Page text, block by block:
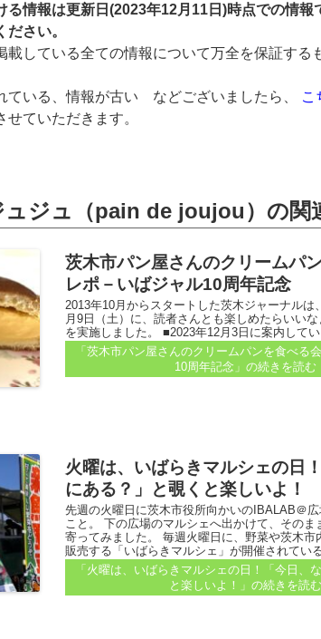
る情報は更新日(2023年12月11日)時点での情報
ださい。
している全ての情報について万全を保証する
ている、情報が古い などございましたら、
こ
せていただきます。
ジュ（pain de joujou）の関
茨木市パン屋さんのクリームパ
レポ－いばジャル10周年記念
2013年10月からスタートした茨木ジャーナルは
月9日（土）に、読者さんとも楽しめたらいい
を実施しました。 ■2023年12月3日に案内してい
「茨木市パン屋さんのクリームパンを食べる
10周年記念」 の続きを読む
火曜は、いばらきマルシェの日
にある？」と覗くと楽しいよ！
先週の火曜日に茨木市役所向かいのIBALAB＠
こと。 下の広場のマルシェへ出かけて、そのま
寄ってみました。 毎週火曜日に、野菜や茨木市
販売する「いばらきマルシェ」が開催されてい
「火曜は、いばらきマルシェの日！「今日、
と楽しいよ！」 の続きを読む